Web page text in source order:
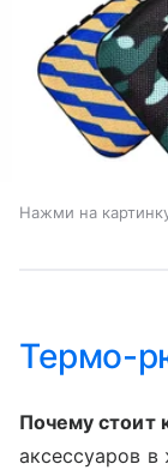
Нажми на
Термо-
Почему стоит
аксессуаров в